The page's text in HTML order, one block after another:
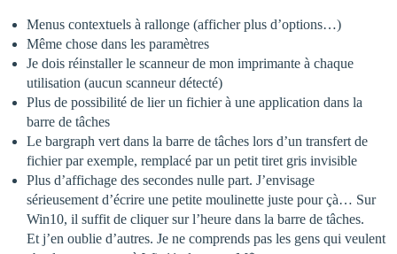
Menus contextuels à rallonge (afficher plus d’options…)
Même chose dans les paramètres
Je dois réinstaller le scanneur de mon imprimante à chaque
utilisation (aucun scanneur détecté)
Plus de possibilité de lier un fichier à une application dans la
barre de tâches
Le bargraph vert dans la barre de tâches lors d’un transfert de
fichier par exemple, remplacé par un petit tiret gris invisible
Plus d’affichage des secondes nulle part. J’envisage
sérieusement d’écrire une petite moulinette juste pour çà… Sur
Win10, il suffit de cliquer sur l’heure dans la barre de tâches.
Et j’en oublie d’autres. Je ne comprends pas les gens qui veulent